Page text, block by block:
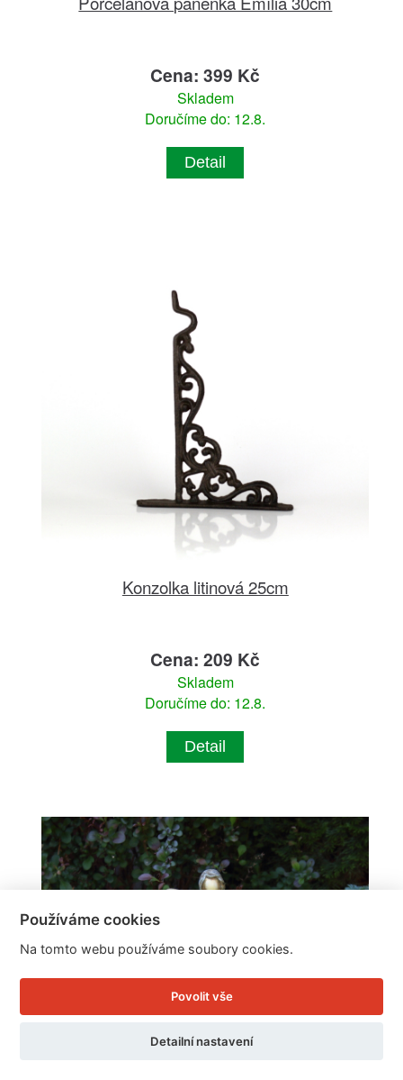
Cena: 399 Kč
Skladem
Doručíme do: 12.8.
Detail
Konzolka litinová 25cm
Cena: 209 Kč
Skladem
Doručíme do: 12.8.
Detail
Používáme cookies
Na tomto webu používáme soubory cookies.
Povolit vše
Detailní nastavení